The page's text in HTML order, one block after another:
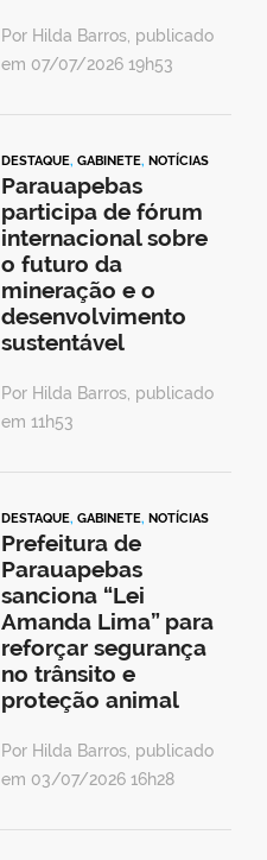
Por Hilda Barros, publicado
em 07/07/2026 19h53
DESTAQUE, GABINETE, NOTÍCIAS
Parauapebas
participa de fórum
internacional sobre
o futuro da
mineração e o
desenvolvimento
sustentável
Por Hilda Barros, publicado
em 11h53
DESTAQUE, GABINETE, NOTÍCIAS
Prefeitura de
Parauapebas
sanciona “Lei
Amanda Lima” para
reforçar segurança
no trânsito e
proteção animal
Por Hilda Barros, publicado
em 03/07/2026 16h28